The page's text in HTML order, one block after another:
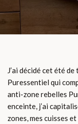
J’ai décidé cet été
Puressentiel qui
anti-zone rebelles
enceinte, j’ai
zones, mes cuisses